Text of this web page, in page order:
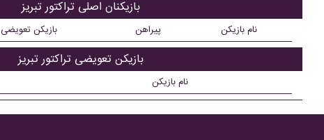
بازیکنان اصلی تراکتور تبریز
نام بازیکن پیراهن بازیکن تعویضی
بازیکن تعویضی تراکتور تبریز
نام بازیکن